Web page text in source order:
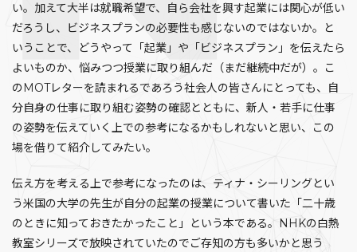
い。加えて大半は就職希望で、自ら会社を興す起業には関心が低い
だろうし、ビジネスプランの必要性も感じないのではないか。と
いうことで、どうやって「起業」や「ビジネスプラン」を伝えたら
よいものか、悩みつつ授業に取り組んだ（まだ継続中だが）。こ
のMOTレターを読まれるであろう社会人の皆さんにとっても、自
分自身の仕事に取り組む姿勢の確認とともに、新人・若手に仕事
の姿勢を伝えていく上での参考になるかもしれないと思い、この
場を借りて紹介してみたい。
伝え方を考える上で参考になったのは、ティナ・シーリングとい
う米国の大学の先生が自分の起業の授業について書いた「二十歳
のときに知っておきたかったこと」という本である。NHKの白熱
教室シリーズで放映されていたのでご存知の方も多いかと思う